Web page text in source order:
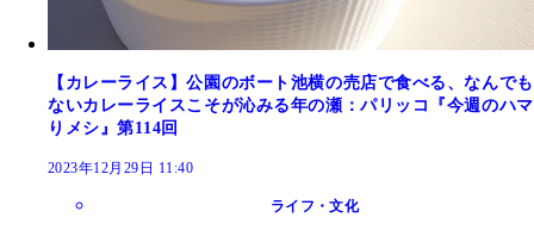
【カレーライス】公園のボート池横の売店で食べる、なんでも
ないカレーライスこそが沁みる年の瀬：パリッコ『今週のハマ
りメシ』第114回
2023年12月29日 11:40
ライフ・文化